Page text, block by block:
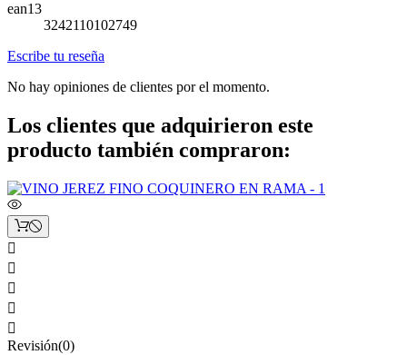
ean13
3242110102749
Escribe tu reseña
No hay opiniones de clientes por el momento.
Los clientes que adquirieron este
producto también compraron:





Revisión(0)